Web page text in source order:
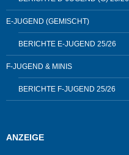
E-JUGEND (GEMISCHT)
BERICHTE E-JUGEND 25/26
F-JUGEND & MINIS
BERICHTE F-JUGEND 25/26
ANZEIGE